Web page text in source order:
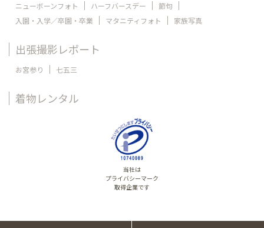
ニューボーンフォト
ハーフバースデー
節句
入園・入学／卒園・卒業
マタニティフォト 家族写真
出張撮影レポート
お宮参り 七五三
着物レンタル
当社は
プライバシーマーク
取得企業です